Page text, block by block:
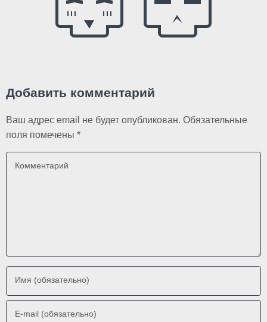
Добавить комментарий
Ваш адрес email не будет опубликован. Обязательные
поля помечены *
Комментарий
Имя (обязательно)
E-mail (обязательно)